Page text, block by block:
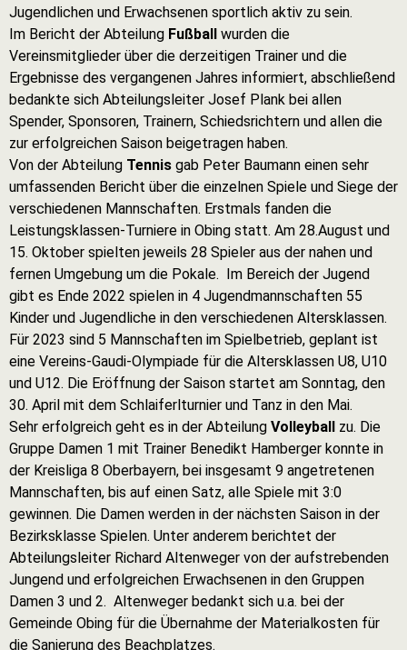
Jugendlichen und Erwachsenen sportlich aktiv zu sein.
Im Bericht der Abteilung Fußball wurden die
Vereinsmitglieder über die derzeitigen Trainer und die
Ergebnisse des vergangenen Jahres informiert, abschließend
bedankte sich Abteilungsleiter Josef Plank bei allen
Spender, Sponsoren, Trainern, Schiedsrichtern und allen die
zur erfolgreichen Saison beigetragen haben.
Von der Abteilung Tennis gab Peter Baumann einen sehr
umfassenden Bericht über die einzelnen Spiele und Siege der
verschiedenen Mannschaften. Erstmals fanden die
Leistungsklassen-Turniere in Obing statt. Am 28.August und
15. Oktober spielten jeweils 28 Spieler aus der nahen und
fernen Umgebung um die Pokale. Im Bereich der Jugend
gibt es Ende 2022 spielen in 4 Jugendmannschaften 55
Kinder und Jugendliche in den verschiedenen Altersklassen.
Für 2023 sind 5 Mannschaften im Spielbetrieb, geplant ist
eine Vereins-Gaudi-Olympiade für die Altersklassen U8, U10
und U12. Die Eröffnung der Saison startet am Sonntag, den
30. April mit dem Schlaiferlturnier und Tanz in den Mai.
Sehr erfolgreich geht es in der Abteilung Volleyball zu. Die
Gruppe Damen 1 mit Trainer Benedikt Hamberger konnte in
der Kreisliga 8 Oberbayern, bei insgesamt 9 angetretenen
Mannschaften, bis auf einen Satz, alle Spiele mit 3:0
gewinnen. Die Damen werden in der nächsten Saison in der
Bezirksklasse Spielen. Unter anderem berichtet der
Abteilungsleiter Richard Altenweger von der aufstrebenden
Jungend und erfolgreichen Erwachsenen in den Gruppen
Damen 3 und 2. Altenweger bedankt sich u.a. bei der
Gemeinde Obing für die Übernahme der Materialkosten für
die Sanierung des Beachplatzes.